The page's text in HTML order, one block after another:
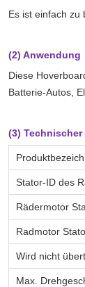
Es ist einfach zu
(2) Anwendung
Diese
Batterie-Autos,
(3) Technischer
Stator-ID des
Rädermotor
Radmotor
Wird nicht
Max.